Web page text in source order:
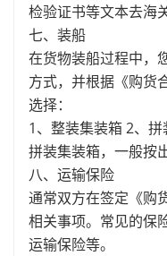
检验证书等文本去海
七、装船
在货物装船过程中，
方式，并根据《购货
选择：
1、整装集装箱 2、
拼装集装箱，一般按
八、运输保险
通常双方在签定《购
相关事项。常见的保
运输保险等。